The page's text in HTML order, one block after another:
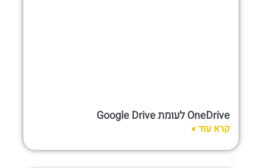
OneDrive לעומת Google Drive
קרא עוד »